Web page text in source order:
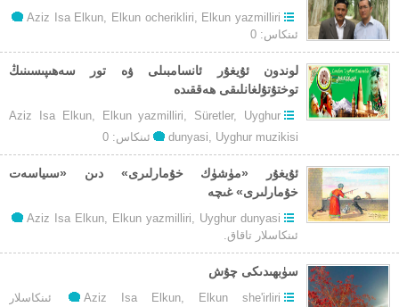
Aziz Isa Elkun, Elkun ocherikliri, Elkun yazmilliri
ئىنكاس: 0
لوندون ئۇيغۇر ئانسامبىلى ۋە تور سەھىپىسىنىڭ
توختۇتۇلغانلىقى ھەققىدە
Aziz Isa Elkun, Elkun yazmilliri, Süretler, Uyghur
dunyasi, Uyghur muzikisi ئىنكاس: 0
ئۇيغۇر «مۈشۈك خۇمارلىرى» دىن «سىياسەت
خۇمارلىرى» غىچە
Aziz Isa Elkun, Elkun yazmilliri, Uyghur dunyasi
ئىنكاسلار تاقاق.
سۈبھىدىكى چۇش
Aziz Isa Elkun, Elkun she'irliri
توغرۇلۇق
ئىنكاسلار